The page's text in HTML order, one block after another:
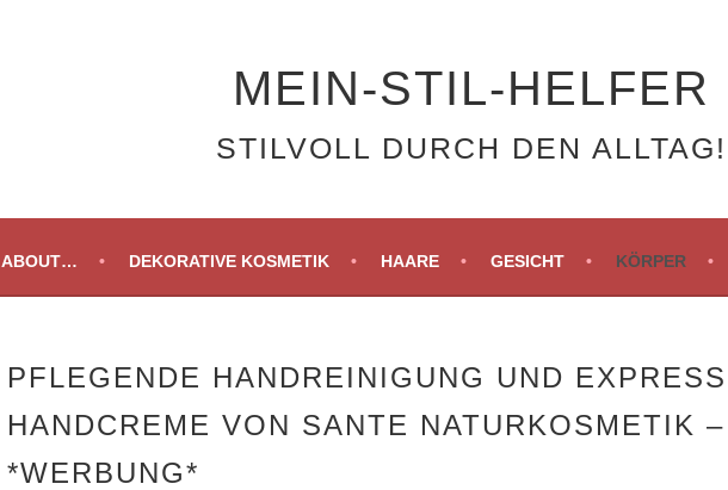
MEIN-STIL-HELFER
STILVOLL DURCH DEN ALLTAG!
ABOUT… DEKORATIVE KOSMETIK HAARE GESICHT KÖRPER
PFLEGENDE HANDREINIGUNG UND EXPRESS
HANDCREME VON SANTE NATURKOSMETIK –
*WERBUNG*